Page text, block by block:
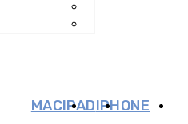
IPHONE
IPAD
MAC